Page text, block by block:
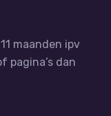
maanden ipv
pagina’s dan